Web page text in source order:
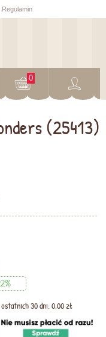
Regulamin
0
(25413)
30 dni: 0,00 zł